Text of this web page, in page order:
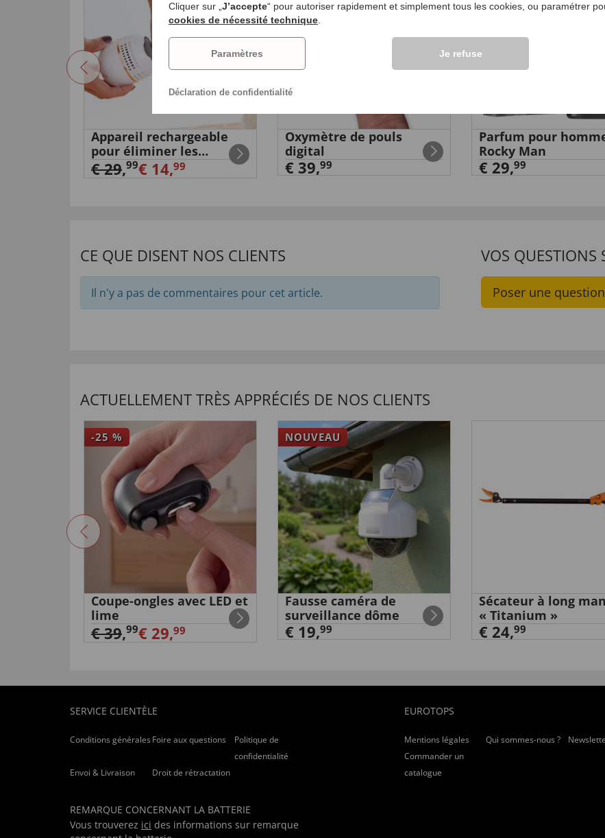
Appareil rechargeable
pour éliminer les
callosités
€ 29,99€ 14,99
Oxymètre de pouls
digital
€ 39,99
Parfum pour
Rocky Man
€ 29,99
CE QUE DISENT NOS CLIENTS
Il n'y a pas de commentaires pour cet article.
VOS QUESTIONS
Poser une question
ACTUELLEMENT TRÈS APPRÉCIÉS DE NOS CLIENTS
-25 %
Coupe-ongles avec LED et
lime
€ 39,99€ 29,99
NOUVEAU
Fausse caméra de
surveillance dôme
€ 19,99
Sécateur à long
« Titanium »
€ 24,99
SERVICE CLIENTÈLE
Conditions générales Foire aux questions
Politique de
confidentialité
Envoi & Livraison
Droit de rétractation
REMARQUE CONCERNANT LA BATTERIE
Vous trouverez ici des informations sur remarque
EUROTOPS
Mentions légales Qui sommes-nous ?
Commander un
catalogue
Cliquer sur „ J’accepte“ pour autoriser rapidement et simplement tous les cookies, ou paramétrer
cookies de nécessité technique
Paramètres Je refuse
Déclaration de confidentialité